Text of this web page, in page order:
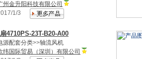
州金升阳科技有限公司
1/3
4710PS-23T-B20-A00
源配套分类>>轴流风机
纬国际贸易（深圳）有限公司